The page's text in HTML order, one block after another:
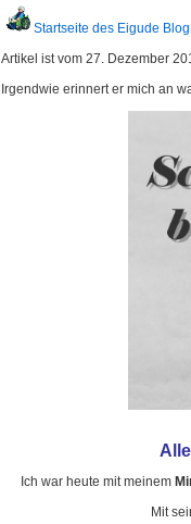
Startseite des Eigude Blog
Artikel ist vom 27. Dezember
Irgendwie erinnert er mich an
Ich war heute mit meinem
Mit